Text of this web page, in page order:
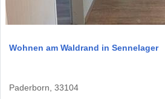
Wohnen am Waldrand in Sennelager
Paderborn, 33104